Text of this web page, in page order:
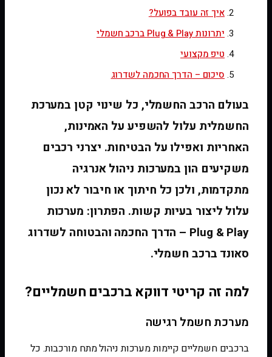
איך זה עובד בפועל?
יתרונות Plug & Play ברכב חשמלי
טיפ מקצועי
סיכום – הדרך החכמה לשדרוג
בעולם הרכב החשמלי, כל שינוי קטן במערכת
החשמלית עלול להשפיע על האמינות,
האחריות ואפילו על הבטיחות. יצרני רכבים
משקיעים הון במערכות ניהול אנרגיה
מתקדמות, ולכן כל חיתוך או חיבור לא נכון
עלול ליצור בעיות קשות. הפתרון: מערכות
Plug & Play – הדרך החכמה והבטוחה לשדרוג
סאונד ברכב חשמלי.
למה זה קריטי דווקא ברכבים חשמליים?
מערכת חשמל רגישה
ברכבים חשמליים קיימות מערכות ניהול מתח מורכבות. כל